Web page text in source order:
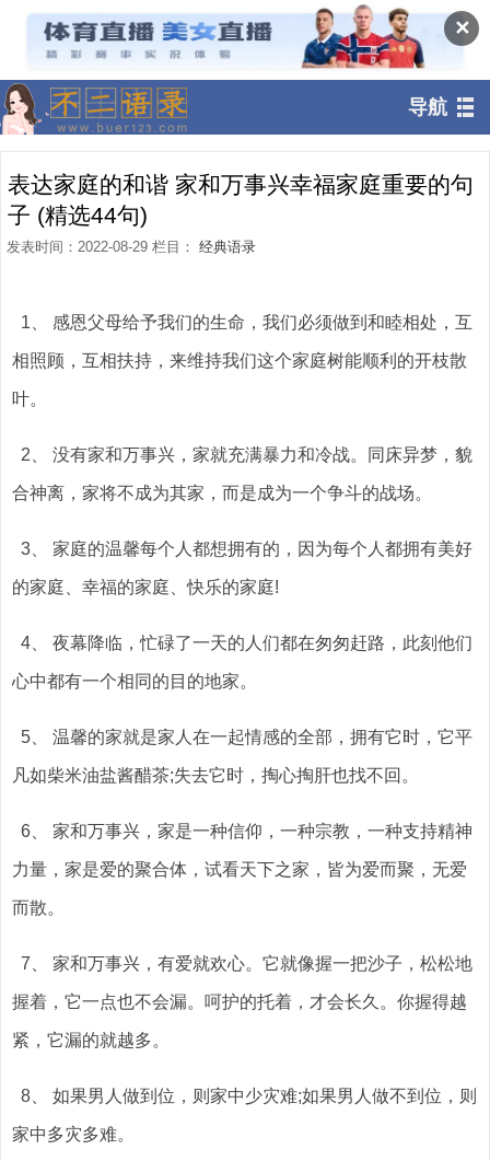
✕
导航
表达家庭的和谐 家和万事兴幸福家庭重要的句
子 (精选44句)
发表时间：2022-08-29 栏目： 经典语录
1、 感恩父母给予我们的生命，我们必须做到和睦相处，互
相照顾，互相扶持，来维持我们这个家庭树能顺利的开枝散
叶。
2、 没有家和万事兴，家就充满暴力和冷战。同床异梦，貌
合神离，家将不成为其家，而是成为一个争斗的战场。
3、 家庭的温馨每个人都想拥有的，因为每个人都拥有美好
的家庭、幸福的家庭、快乐的家庭!
4、 夜幕降临，忙碌了一天的人们都在匆匆赶路，此刻他们
心中都有一个相同的目的地家。
5、 温馨的家就是家人在一起情感的全部，拥有它时，它平
凡如柴米油盐酱醋茶;失去它时，掏心掏肝也找不回。
6、 家和万事兴，家是一种信仰，一种宗教，一种支持精神
力量，家是爱的聚合体，试看天下之家，皆为爱而聚，无爱
而散。
7、 家和万事兴，有爱就欢心。它就像握一把沙子，松松地
握着，它一点也不会漏。呵护的托着，才会长久。你握得越
紧，它漏的就越多。
8、 如果男人做到位，则家中少灾难;如果男人做不到位，则
家中多灾多难。